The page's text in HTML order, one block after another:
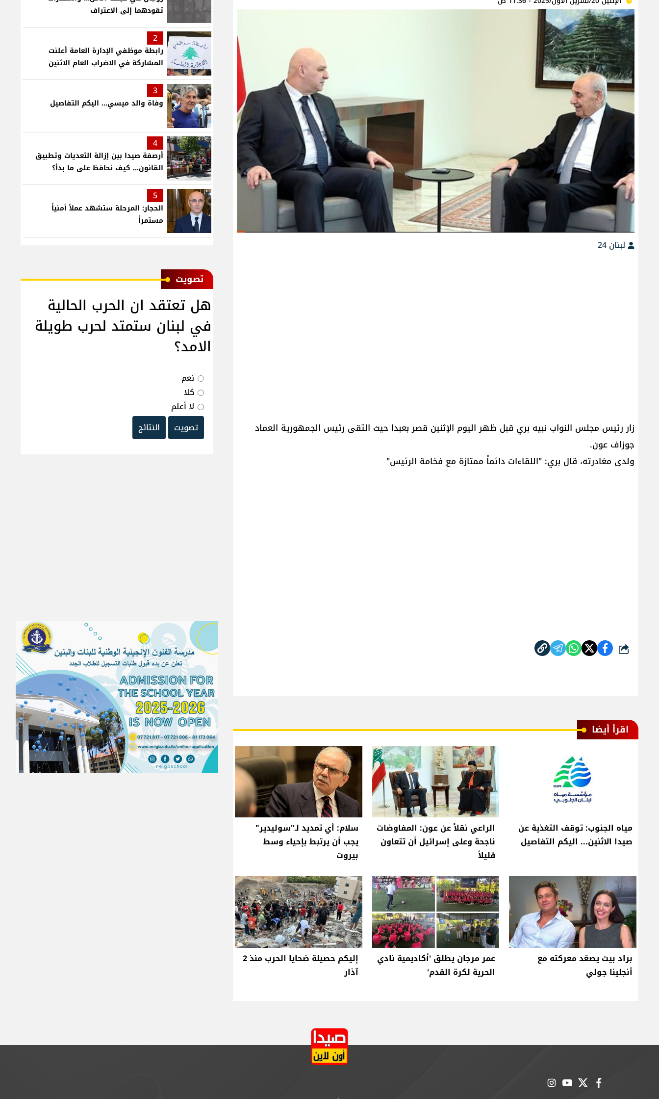
لبنان 24
زار رئيس مجلس النواب نبيه بري قبل ظهر اليوم الإثنين قصر بعبدا حيث التقى رئيس الجمهورية العماد
جوزاف عون.
ولدى مغادرته، قال بري: "اللقاءات دائماً ممتازة مع فخامة الرئيس"
شارك
اقرأ أيضا
مياه الجنوب: توقف التغذية عن
صيدا الاثنين... اليكم التفاصيل
الراعي نقلاً عن عون: المفاوضات
ناجحة وعلى إسرائيل أن تتعاون
قليلاً
سلام: أي تمديد لـ"سوليدير"
يجب أن يرتبط بإحياء وسط
بيروت
براد بيت يصعّد معركته مع
أنجلينا جولي
عمر مرجان يطلق 'أكاديمية نادي
الحرية لكرة القدم'
إليكم حصيلة ضحايا الحرب منذ 2
آذار
تقودهما إلى الاعتراف
2
رابطة موظفي الإدارة العامة أعلنت
المشاركة في الاضراب العام الاثنين
3
وفاة والد ميسي... اليكم التفاصيل
4
أرصفة صيدا بين إزالة التعديات وتطبيق
القانون... كيف نحافظ على ما بدأ؟
5
الحجار: المرحلة ستشهد عملاً أمنياً
مستمراً
ﺗﺼﻮﻳﺖ
هل تعتقد ان الحرب الحالية
في لبنان ستمتد لحرب طويلة
الامد؟
نعم
كلا
لا أعلم
تصويت
النتائج
facebook
twitter
youtube
instagram